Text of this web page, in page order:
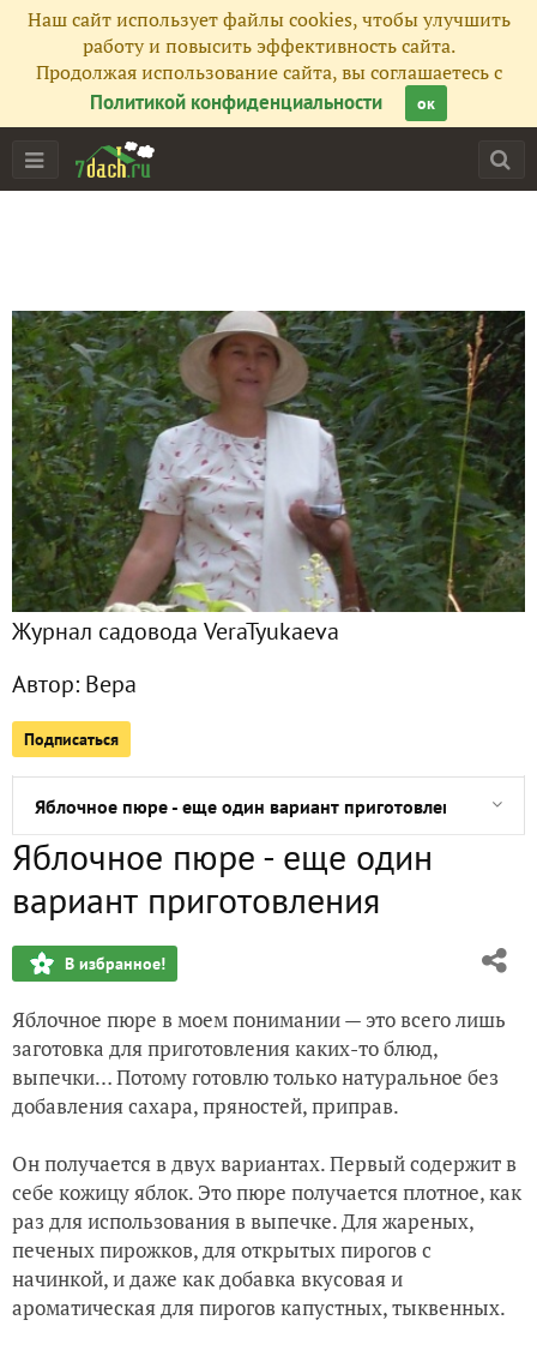
Наш сайт использует файлы cookies, чтобы улучшить
работу и повысить эффективность сайта.
Продолжая использование сайта, вы соглашаетесь с
Политикой конфиденциальности
ок
Журнал садовода VeraTyukaeva
Автор: Вера
Подписаться
Главная
Фото 18
Сейчас обсуждают
Тыквенное лето
Не похвальбы ради - информации для
Анекдот про жуков-навозников
Суперакция! Бесплатно получите семена огурцов!
Снегирь, Клуша и Монгольский карлик. Кто победит в
Яблочное пюре - еще один вариант приготовления
Помощница, которая помогает выращивать бройлеров
Лилейные остатки ... сладки?
Как поливать землянику
+31 в тени и томаты "Оранжевый гигант"
"Клуша" среди королей и красавиц
Яблочное пюре - еще один
вариант приготовления
В избранное!
Яблочное пюре в моем понимании — это всего лишь
заготовка для приготовления каких-то блюд,
выпечки… Потому готовлю только натуральное без
добавления сахара, пряностей, приправ.
Он получается в двух вариантах. Первый содержит в
себе кожицу яблок. Это пюре получается плотное, как
раз для использования в выпечке. Для жареных,
печеных пирожков, для открытых пирогов с
начинкой, и даже как добавка вкусовая и
ароматическая для пирогов капустных, тыквенных.